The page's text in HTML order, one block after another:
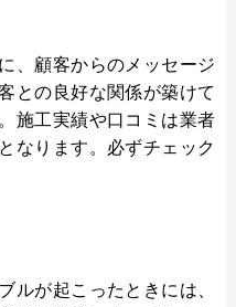
、顧客からのメッセージ
との良好な関係が築けて
施工実績や口コミは業者
なります。必ずチェック
ルが起こったときには、